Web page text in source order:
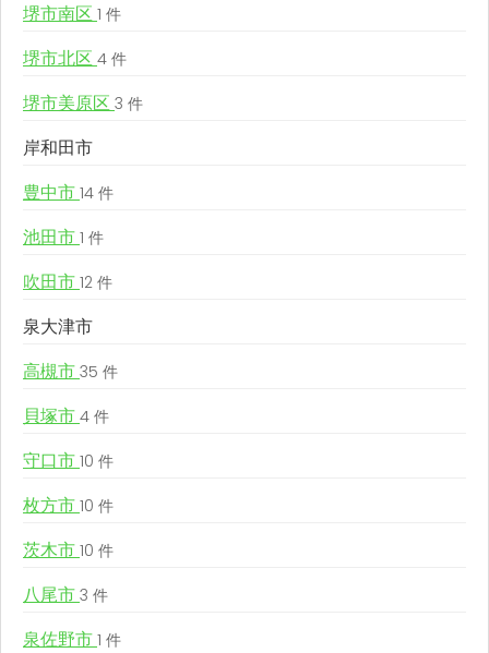
堺市南区 1 件
堺市北区 4 件
堺市美原区 3 件
岸和田市
豊中市 14 件
池田市 1 件
吹田市 12 件
泉大津市
高槻市 35 件
貝塚市 4 件
守口市 10 件
枚方市 10 件
茨木市 10 件
八尾市 3 件
泉佐野市 1 件